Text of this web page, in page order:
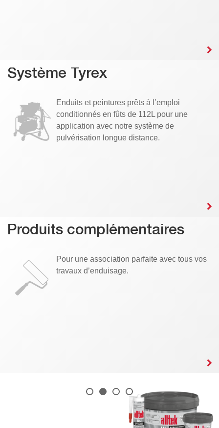
Système Tyrex
Enduits et peintures prêts à l’emploi
conditionnés en fûts de 112L pour une
application avec notre système de
pulvérisation longue distance.
Produits complémentaires
Pour une association parfaite avec tous vos
travaux d’enduisage.